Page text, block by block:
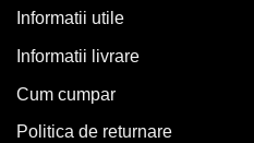
Informatii utile
Informatii livrare
Cum cumpar
Politica de returnare